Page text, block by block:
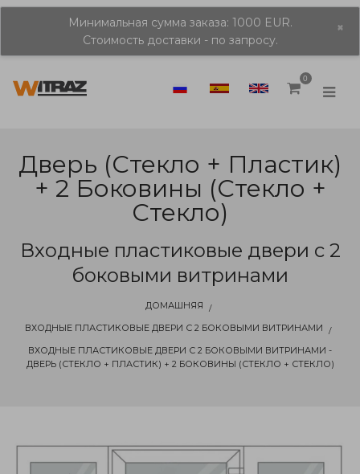
Минимальная сумма заказа: 1000 EUR.
Стоимость доставки - по запросу.
×
0
Дверь (стекло + Пластик)
+ 2 Боковины (стекло +
Стекло)
Входные пластиковые двери с 2
боковыми витринами
ДОМАШНЯЯ
ВХОДНЫЕ ПЛАСТИКОВЫЕ ДВЕРИ С 2 БОКОВЫМИ ВИТРИНАМИ
ВХОДНЫЕ ПЛАСТИКОВЫЕ ДВЕРИ С 2 БОКОВЫМИ ВИТРИНАМИ -
ДВЕРЬ (СТЕКЛО + ПЛАСТИК) + 2 БОКОВИНЫ (СТЕКЛО + СТЕКЛО)